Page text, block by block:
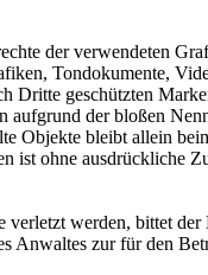
der verwendeten
Tondokumente,
Dritte geschützten
der bloßen
Objekte bleibt allein
ist ohne ausdrückliche
verletzt werden, bittet
Anwaltes zur für den